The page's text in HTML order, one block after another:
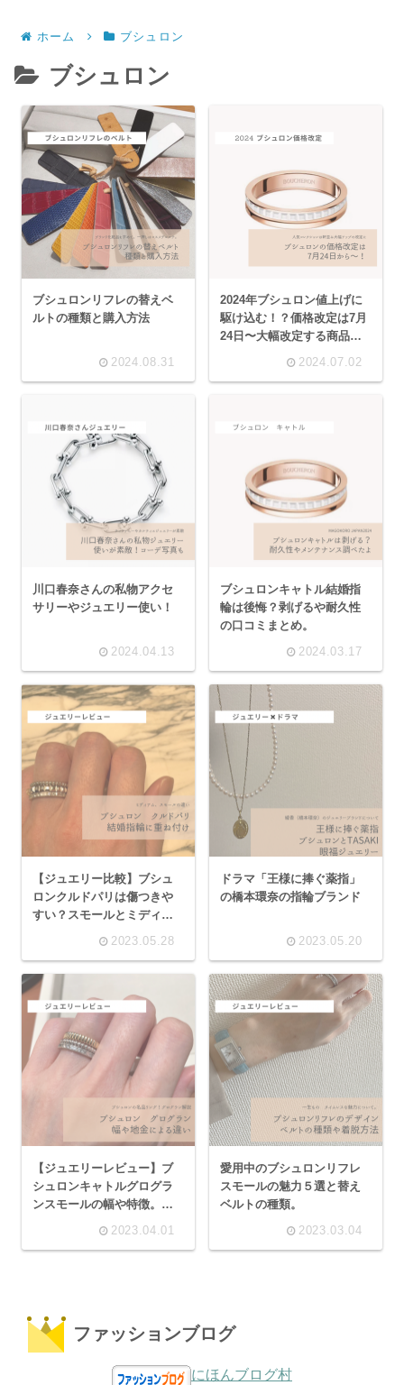
ホーム ブシュロン
ブシュロン
ブシュロンリフレの替えベ
ルトの種類と購入方法
2024.08.31
2024年ブシュロン値上げに
駆け込む！？価格改定は7月
24日〜大幅改定する商品
2024.07.02
川口春奈さんの私物アクセ
サリーやジュエリー使い！
2024.04.13
ブシュロンキャトル結婚指
輪は後悔？剥げるや耐久性
の口コミまとめ。
2024.03.17
【ジュエリー比較】ブシュ
ロンクルドパリは傷つきや
すい？スモールとミディア
2023.05.28
ドラマ「王様に捧ぐ薬指」
の橋本環奈の指輪ブランド
2023.05.20
【ジュエリーレビュー】ブ
シュロンキャトルグログラ
ンスモールの幅や特徴。廃
結婚指輪と重ね付けてみ
2023.04.01
愛用中のブシュロンリフレ
スモールの魅力５選と替え
ベルトの種類。
2023.03.04
ファッションブログ
にほんブログ村